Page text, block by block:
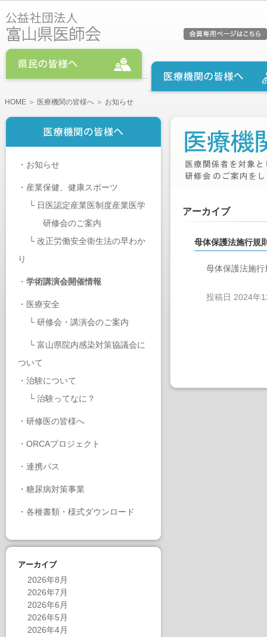
HOME ＞ 医療機関の皆様へ ＞ お知らせ
・ お知らせ
・ 産業保健、健康スポーツ
└ 日医認定産業医制度産業医学
研修会のご案内
└ 改正労働安全衛生法の早わか
り
・ 学術講演会開催情報
・ 医療安全
└ 研修会・講演会のご案内
└ 富山県院内感染対策協議会に
ついて
・ 治験について
└ 治験ってなに？
・ 研修医の皆様へ
・ ORCAプロジェクト
・ 連携パス
・ 糖尿病対策事業
・ 各種書類・様式ダウンロード
アーカイブ
2026年8月
2026年7月
2026年6月
2026年5月
2026年4月
アーカイブ
母体保護法施行規
母体保護法施
投稿日 2024年